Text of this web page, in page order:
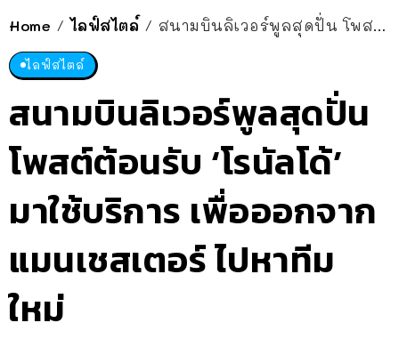
Home / ไลฟ์สไตล์ / สนามบินลิเวอร์พูลสุดปั่น โพสต์ต้อนรับ ‘โรนัลโด้’ มาใช้บริการ เพื่อออกจาก แมนเชสเตอร์ ไปหาทีมใหม่
ไลฟ์สไตล์
สนามบินลิเวอร์พูลสุดปั่น
โพสต์ต้อนรับ ‘โรนัลโด้’
มาใช้บริการ เพื่อออกจาก
แมนเชสเตอร์ ไปหาทีม
ใหม่